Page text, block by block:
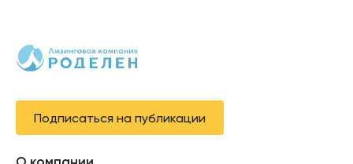
Подписаться на публикации